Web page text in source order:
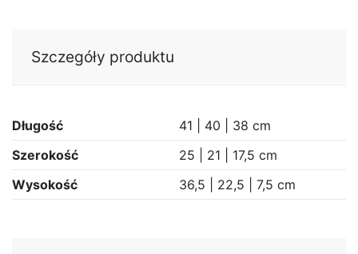
Szczegóły produktu
Długość
41 | 40 | 38 cm
Szerokość
25 | 21 | 17,5 cm
Wysokość
36,5 | 22,5 | 7,5 cm